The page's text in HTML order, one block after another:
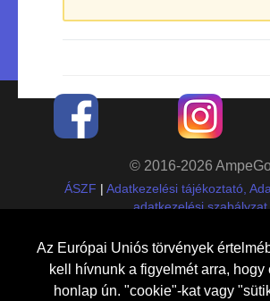
Az Európai Uniós törvények
kell hívnunk a figyelmét arra, hogy
honlap ún. "cookie"-kat vagy
© 2016-2026
ÁSZF | Adatkezelési tájékoztató,
adatkezelési szabályzat
Cégadatok
Etalon Group Kft., 8000
Béla utca 14/A E lph. 1. em. 11.
,